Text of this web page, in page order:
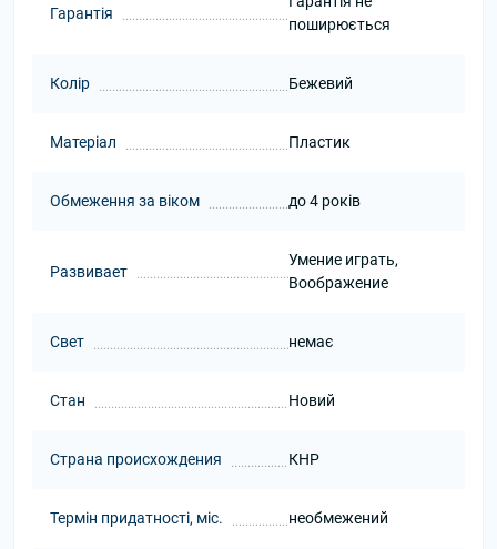
Гарантія
поширюється
Колір Бежевий
Матеріал Пластик
Обмеження за віком до 4 років
Развивает
Умение играть,
Воображение
Свет немає
Стан Новий
Страна происхождения КНР
Термін придатності, міс. необмежений